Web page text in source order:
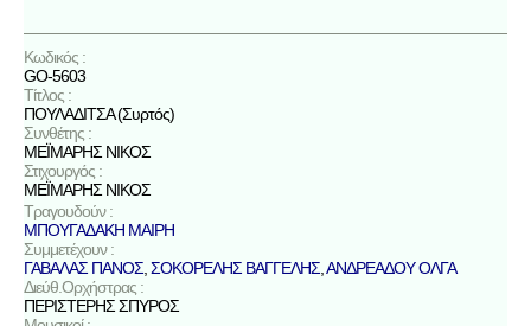
Κωδικός :
GO-5603
Τίτλος :
ΠΟΥΛΑΔΙΤΣΑ (Συρτός)
Συνθέτης :
ΜΕΪΜΑΡΗΣ ΝΙΚΟΣ
Στιχουργός :
ΜΕΪΜΑΡΗΣ ΝΙΚΟΣ
Τραγουδούν :
ΜΠΟΥΓΑΔΑΚΗ ΜΑΙΡΗ
Συμμετέχουν :
ΓΑΒΑΛΑΣ ΠΑΝΟΣ,ΣΟΚΟΡΕΛΗΣ ΒΑΓΓΕΛΗΣ,ΑΝΔΡΕΑΔΟΥ ΟΛΓΑ
Διεύθ.Ορχήστρας :
ΠΕΡΙΣΤΕΡΗΣ ΣΠΥΡΟΣ